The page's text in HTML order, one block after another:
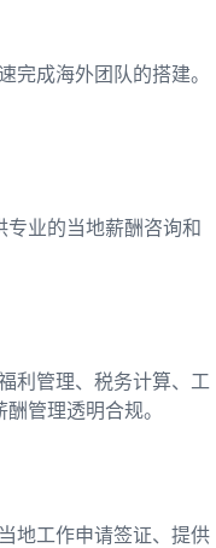
成海外团队的搭建。
业的当地薪酬咨询和
利管理、税务计算、工
管理透明合规。
地工作申请签证、提供